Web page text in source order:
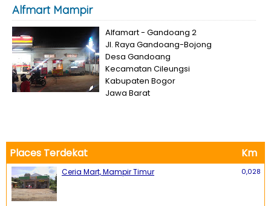
Alfmart Mampir
Alfamart - Gandoang 2
Jl. Raya Gandoang-Bojong
Desa Gandoang
Kecamatan Cileungsi
Kabupaten Bogor
Jawa Barat
Places Terdekat Km
Ceria Mart, Mampir Timur 0,028